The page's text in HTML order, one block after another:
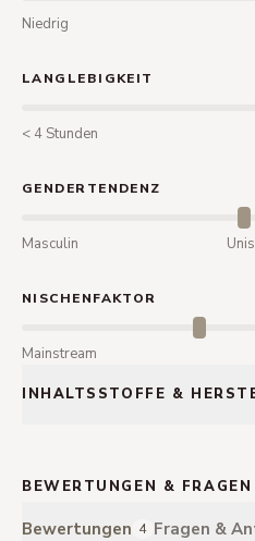
Niedrig
LANGLEBIGKEIT
< 4 Stunden
GENDERTENDENZ
Masculin
NISCHENFAKTOR
Mainstream
INHALTSSTOFFE &
BEWERTUNGEN & FRAGEN
Bewertungen 4 Fragen &